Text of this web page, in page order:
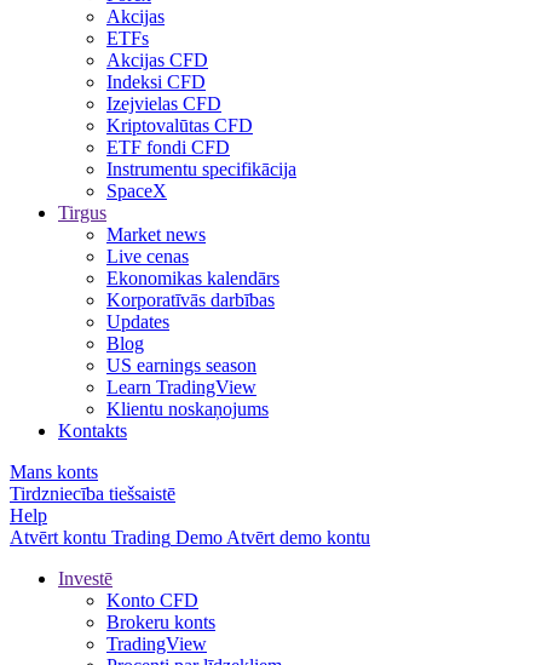
Akcijas
ETFs
Akcijas CFD
Indeksi CFD
Izejvielas CFD
Kriptovalūtas CFD
ETF fondi CFD
Instrumentu specifikācija
SpaceX
Tirgus
Market news
Live cenas
Ekonomikas kalendārs
Korporatīvās darbības
Updates
Blog
US earnings season
Learn TradingView
Klientu noskaņojums
Kontakts
Mans konts
Tirdzniecība tiešsaistē
Help
Atvērt kontu Trading Demo Atvērt demo kontu
Investē
Konto CFD
Brokeru konts
TradingView